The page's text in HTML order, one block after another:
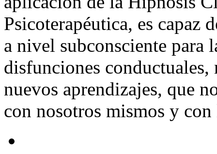
Psicoterapéutica, es capaz
a nivel subconsciente para
disfunciones
nuevos aprendizajes, que
con nosotros mismos y